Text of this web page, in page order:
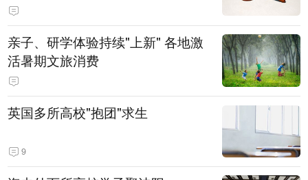
亲子、研学体验持续"上新" 各地激
活暑期文旅消费
英国多所高校"抱团"求生
9